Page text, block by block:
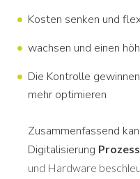
Kosten senken und
wachsen und einen
Die Kontrolle
mehr optimieren
Zusammenfassend
Digitalisierung
und Hardware